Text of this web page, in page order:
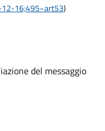
12-16;495~art53)
del messaggio